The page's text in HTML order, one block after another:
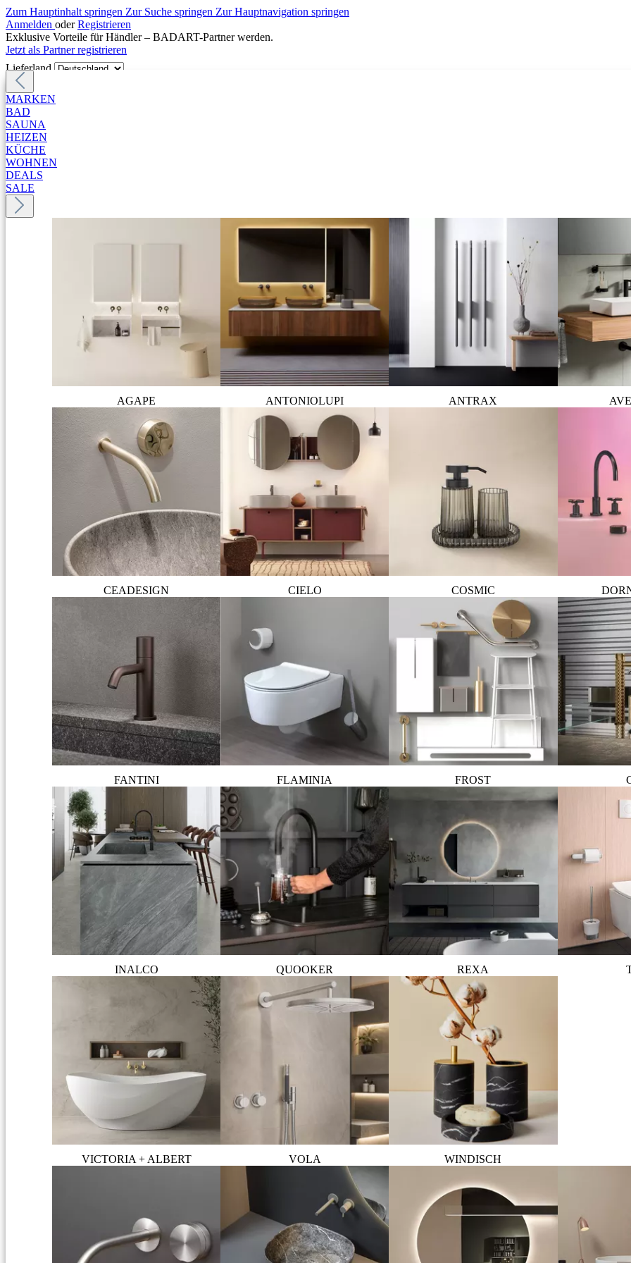
Zum Hauptinhalt springen Zur Suche springen Zur Hauptnavigation springen
Anmelden oder Registrieren
Exklusive Vorteile für Händler – BADART-Partner werden.
Jetzt als Partner registrieren
Lieferland
MARKEN
BAD
SAUNA
HEIZEN
KÜCHE
WOHNEN
DEALS
SALE
AGAPE ANTONIOLUPI ANTRAX
CEADESIGN CIELO COSMIC
FANTINI FLAMINIA FROST
INALCO QUOOKER REXA
VICTORIA + ALBERT VOLA WINDISCH